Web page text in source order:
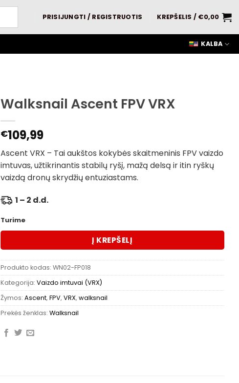
PRISIJUNGTI / REGISTRUOTIS KREPŠELIS / €0,00
KALBA
Walksnail Ascent FPV VRX
€109,99
Ascent VRX – Tai aukštos kokybės skaitmeninis FPV vaizdo
imtuvas, užtikrinantis stabilų ryšį, mažą delsą ir itin ryškų
vaizdą dronų skrydžių entuziastams.
1 – 2 d.d.
Turime
Į KREPŠELĮ
Produkto kodas: WN02-FP018
Kategorija: Vaizdo imtuvai (VRX)
Žymos: Ascent, FPV, VRX, walksnail
Prekės ženklas: Walksnail